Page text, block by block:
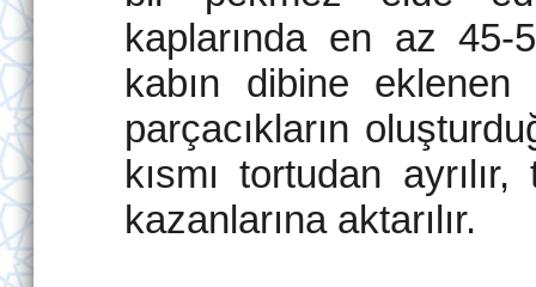
kaplarında en az 45-
kabın dibine
parçacıkların
kısmı tortudan
kazanlarına aktarılır.